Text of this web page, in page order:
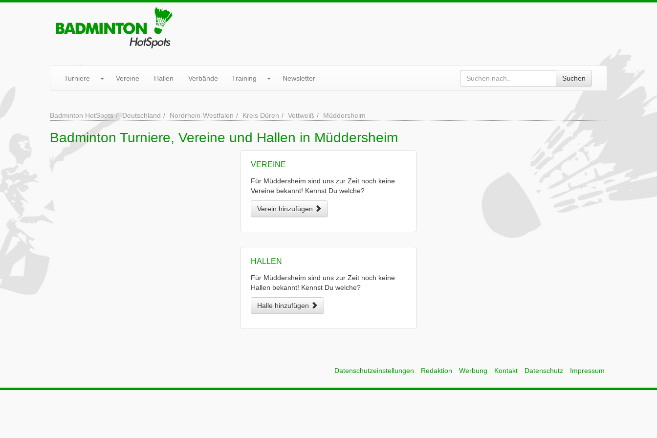
Turniere Vereine Hallen Verbände Training Newsletter Suchen
Badminton HotSpots Deutschland Nordrhein-Westfalen Kreis Düren Vettweiß Müddersheim
Badminton Turniere, Vereine und Hallen in Müddersheim
VEREINE
Für Müddersheim sind uns zur Zeit noch keine
Vereine bekannt! Kennst Du welche?
Verein hinzufügen
HALLEN
Für Müddersheim sind uns zur Zeit noch keine
Hallen bekannt! Kennst Du welche?
Halle hinzufügen
Datenschutzeinstellungen Redaktion Werbung Kontakt Datenschutz Impressum